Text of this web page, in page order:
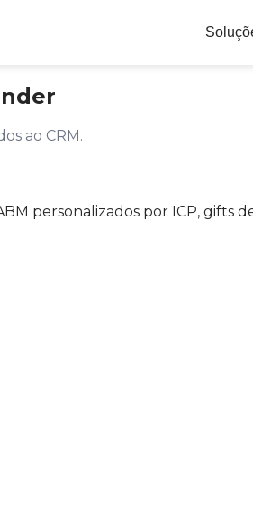
ao CRM.
personalizados por ICP, gifts